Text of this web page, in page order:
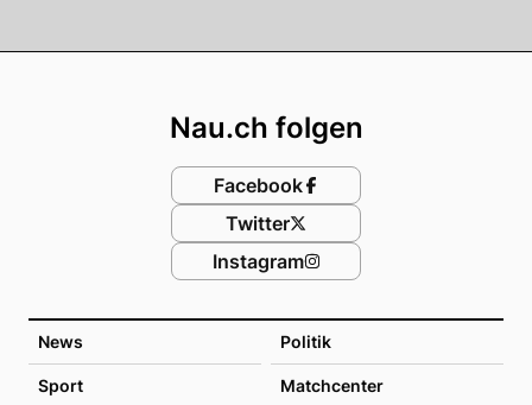
News Politik
Sport Matchcenter
Nau.ch folgen
Facebook
Twitter
Instagram